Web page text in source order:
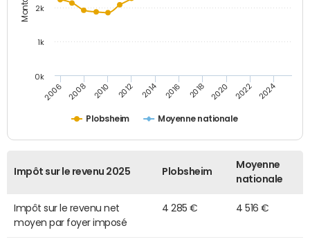
Plobsheim Moyenne nationale
2006 2008 2010 2012 2014 2016 2018 2020 2022 2024
0k
1k
2k
Impôt sur le revenu 2025 Plobsheim
Moyenne
nationale
Impôt sur le revenu net
moyen par foyer imposé
4 285 € 4 516 €